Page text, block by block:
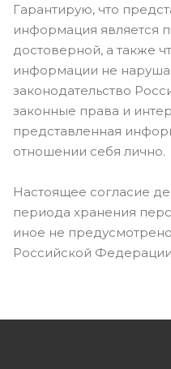
Гарантирую, что
информация является
достоверной, а также
информации не
законодательство
законные права и
представленная
отношении себя лично.
Настоящее согласие
периода хранения
иное не
Российской